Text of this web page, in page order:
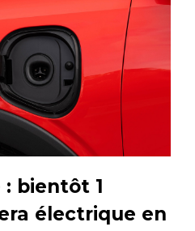
bientôt 1
électrique en